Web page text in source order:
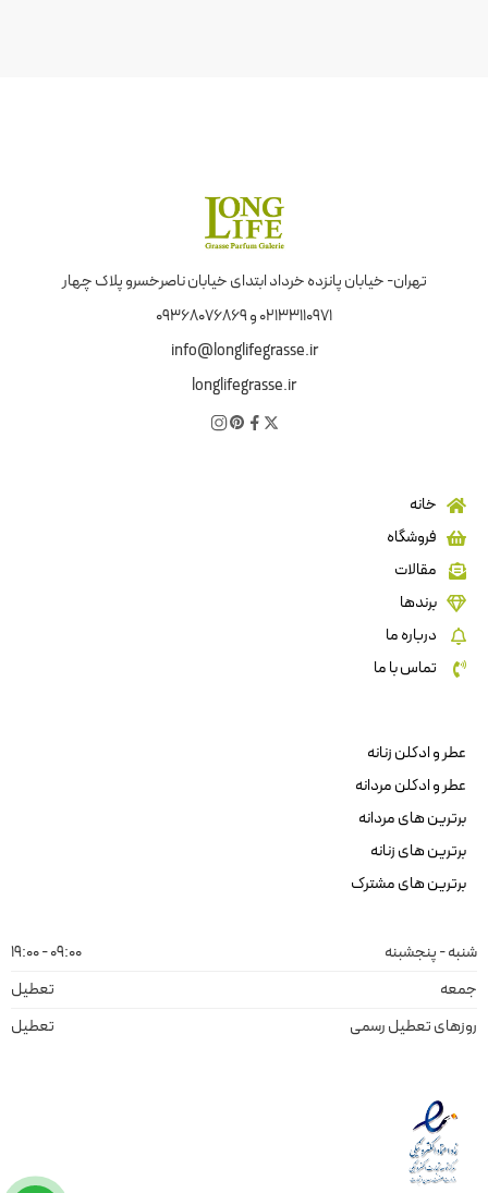
تهران- خیابان پانزده خرداد ابتدای خیابان ناصرخسرو پلاک چهار
02133110971 و 09368076869
info@longlifegrasse.ir
longlifegrasse.ir
خانه
فروشگاه
مقالات
برندها
درباره ما
تماس با ما
عطر و ادکلن زنانه
عطر و ادکلن مردانه
برترین های مردانه
برترین های زنانه
برترین های مشترک
شنبه - پنجشبنه
09:00 - 19:00
جمعه
تعطیل
روزهای تعطیل رسمی
تعطیل